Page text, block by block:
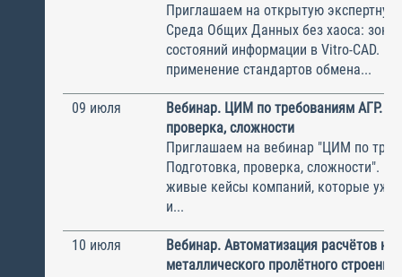
Приглашаем на открытую экспертную
Среда Общих Данных без хаоса:
состояний информации в Vitro-CAD.
применение стандартов обмена...
09 июля
Вебинар. ЦИМ по требованиям АГР.
проверка, сложности
Приглашаем на вебинар "ЦИМ по
Подготовка, проверка, сложности".
живые кейсы компаний, которые уже
и...
10 июля
Вебинар. Автоматизация расчётов
металлического пролётного строения